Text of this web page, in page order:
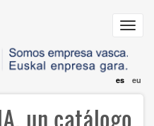
es eu
un catálogo